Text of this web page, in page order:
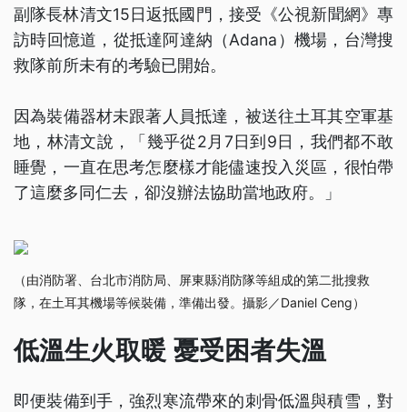
副隊長林清文15日返抵國門，接受《公視新聞網》專
訪時回憶道，從抵達阿達納（Adana）機場，台灣搜
救隊前所未有的考驗已開始。
因為裝備器材未跟著人員抵達，被送往土耳其空軍基
地，林清文說，「幾乎從2月7日到9日，我們都不敢
睡覺，一直在思考怎麼樣才能儘速投入災區，很怕帶
了這麼多同仁去，卻沒辦法協助當地政府。」
（由消防署、台北市消防局、屏東縣消防隊等組成的第二批搜救
隊，在土耳其機場等候裝備，準備出發。攝影／Daniel Ceng）
低溫生火取暖 憂受困者失溫
即便裝備到手，強烈寒流帶來的刺骨低溫與積雪，對